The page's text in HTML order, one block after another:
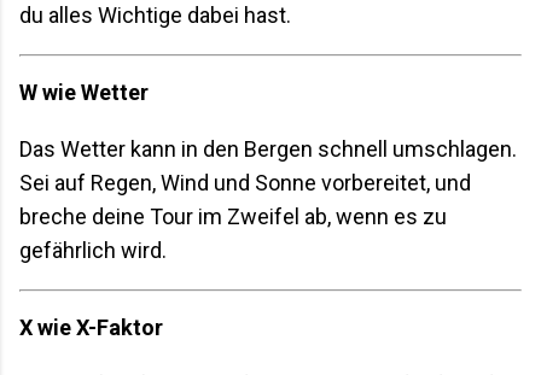
du alles Wichtige dabei hast.
W wie Wetter
Das Wetter kann in den Bergen schnell umschlagen.
Sei auf Regen, Wind und Sonne vorbereitet, und
breche deine Tour im Zweifel ab, wenn es zu
gefährlich wird.
X wie X-Faktor